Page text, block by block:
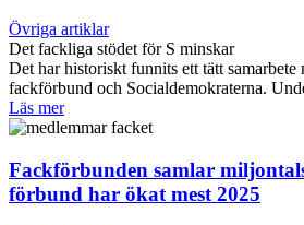
Övriga artiklar
Det fackliga stödet för S minskar
Det har historiskt funnits ett tätt samarbete
fackförbund och Socialdemokraterna.
Läs mer
Fackförbunden samlar
förbund har ökat mest 2025